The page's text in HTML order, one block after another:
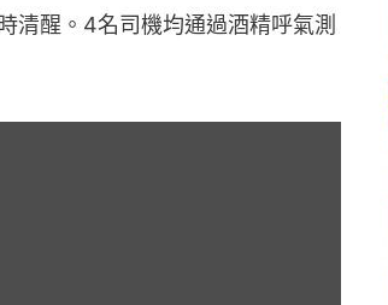
清醒。4名司機均通過酒精呼氣測